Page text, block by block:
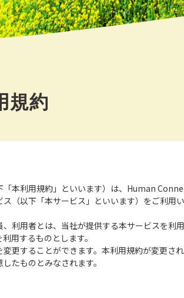
規約
本利用規約」といいます）は、Human
（以下「本サービス」といいます）をご利用
利用者とは、当社が提供する本サービスを利
用するものとします。
更することができます。本利用規約が変更さ
たものとみなされます。